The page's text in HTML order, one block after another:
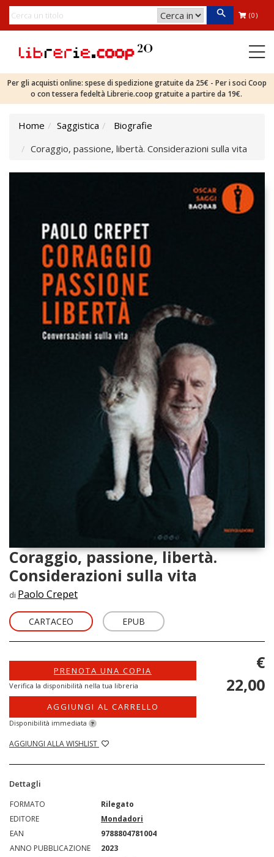
(0)
Per gli acquisti online: spese di spedizione gratuite da 25€ - Per i soci Coop
o con tessera fedeltà Librerie.coop gratuite a partire da 19€.
Home Saggistica
Biografie
Coraggio, passione, libertà. Considerazioni sulla vita
Coraggio, passione, libertà.
Considerazioni sulla vita
di Paolo Crepet
CARTACEO EPUB
PRENOTA UNA COPIA
Verifica la disponibilità nella tua libreria
AGGIUNGI AL CARRELLO
Disponibilità immediata ?
AGGIUNGI ALLA WISHLIST
€
22,00
Dettagli
FORMATO
Rilegato
EDITORE
Mondadori
EAN
9788804781004
ANNO PUBBLICAZIONE
2023